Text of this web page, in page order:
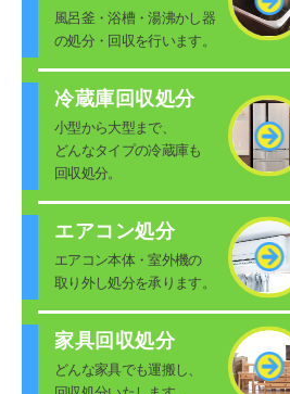
風呂釜・浴槽・湯沸かし器
の処分・回収を行います。
冷蔵庫回収処分
小型から大型まで、
どんなタイプの冷蔵庫も
回収処分。
エアコン処分
エアコン本体・室外機の
取り外し処分を承ります。
家具回収処分
どんな家具でも運搬し、